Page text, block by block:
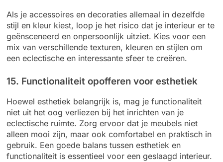
Als je accessoires en decoraties allemaal in dezelfde
stijl en kleur kiest, loop je het risico dat je interieur er te
geënsceneerd en onpersoonlijk uitziet. Kies voor een
mix van verschillende texturen, kleuren en stijlen om
een eclectische en interessante sfeer te creëren.
15. Functionaliteit opofferen voor esthetiek
Hoewel esthetiek belangrijk is, mag je functionaliteit
niet uit het oog verliezen bij het inrichten van je
eclectische ruimte. Zorg ervoor dat je meubels niet
alleen mooi zijn, maar ook comfortabel en praktisch in
gebruik. Een goede balans tussen esthetiek en
functionaliteit is essentieel voor een geslaagd interieur.